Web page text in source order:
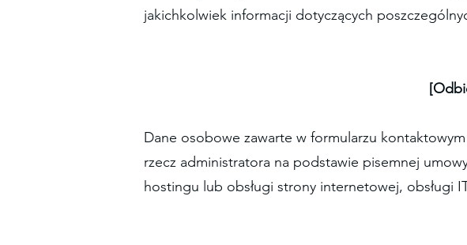
jakichkolwiek informacji dotyczących
Dane osobowe zawarte w formularzu
rzecz administratora na podstawie pisemnej
hostingu lub obsługi strony internetowej, obsługi